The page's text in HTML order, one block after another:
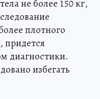
не более 150 кг,
плотного
придется
диагностики.
избегать